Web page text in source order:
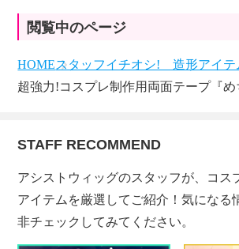
閲覧中のページ
HOMEスタッフイチオシ! 造形アイテ
超強力!コスプレ制作用両面テープ『め
STAFF RECOMMEND
アシストウィッグのスタッフが、コス
アイテムを厳選してご紹介！気になる
非チェックしてみてください。